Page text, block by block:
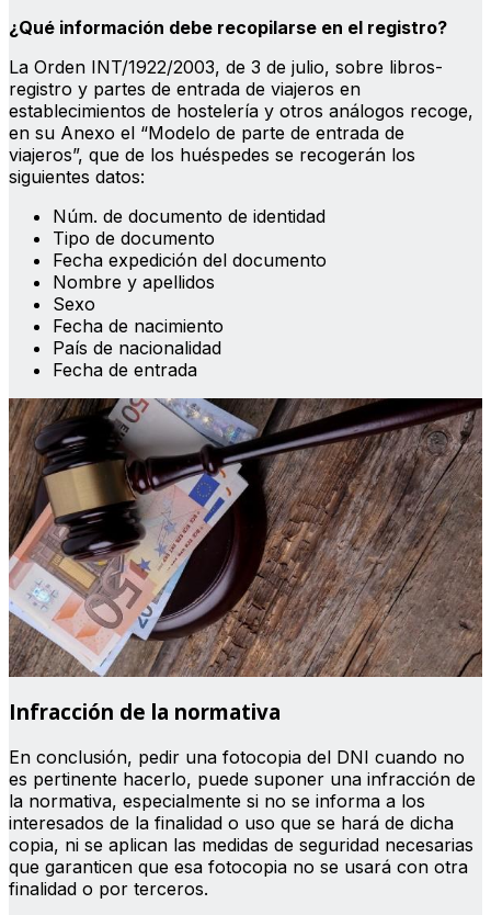
¿Qué información debe recopilarse en el registro?
La Orden INT/1922/2003, de 3 de julio, sobre libros-
registro y partes de entrada de viajeros en
establecimientos de hostelería y otros análogos recoge,
en su Anexo el “Modelo de parte de entrada de
viajeros”, que de los huéspedes se recogerán los
siguientes datos:
Núm. de documento de identidad
Tipo de documento
Fecha expedición del documento
Nombre y apellidos
Sexo
Fecha de nacimiento
País de nacionalidad
Fecha de entrada
Infracción de la normativa
En conclusión, pedir una fotocopia del DNI cuando no
es pertinente hacerlo, puede suponer una infracción de
la normativa, especialmente si no se informa a los
interesados de la finalidad o uso que se hará de dicha
copia, ni se aplican las medidas de seguridad necesarias
que garanticen que esa fotocopia no se usará con otra
finalidad o por terceros.